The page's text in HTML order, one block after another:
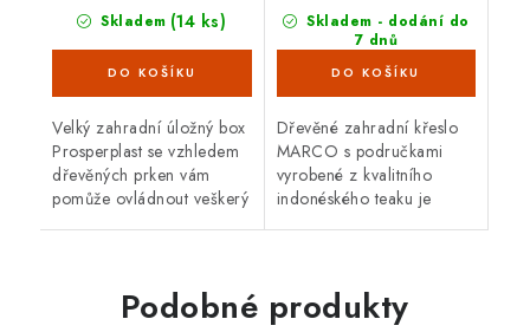
Skladem (14 ks)
Velký zahradní úložný box
Prosperplast se vzhledem
dřevěných prken vám
pomůže ovládnout veškerý
zahradu,...
Skladem - dodání do
7 dnů
Dřevěné zahradní křeslo
MARCO s područkami
vyrobené z kvalitního
indonéského teaku je
Podobné produkty